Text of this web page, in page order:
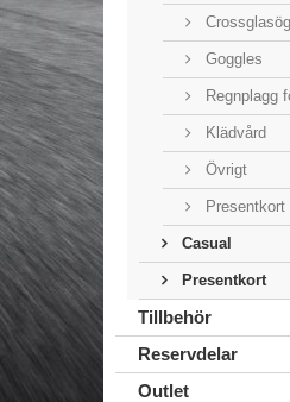
Goggles
Regnplagg
Klädvård
Övrigt
Presentkort
Casual
Presentkort
Tillbehör
Reservdelar
Outlet